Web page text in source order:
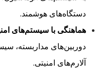
دستگاه‌های هوشمند.
هماهنگی با سیستم‌های
دوربین‌های مداربسته،
آلارم‌های امنیتی.